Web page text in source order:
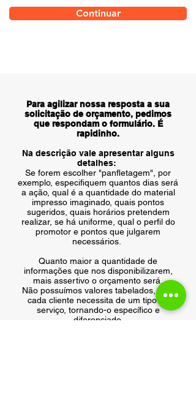
Continuar
Para agilizar nossa resposta a sua
solicitação de orçamento, pedimos
que respondam o formulário. É
rapidinho.
Na descrição vale apresentar alguns
detalhes:
Se forem escolher "panfletagem", por
exemplo, especifiquem quantos dias será
a ação, qual é a quantidade do material
impresso imaginado, quais pontos
sugeridos, quais horários pretendem
realizar, se há uniforme, qual o perfil do
promotor e pontos que julgarem
necessários.
Quanto maior a quantidade de
informações que nos disponibilizarem,
mais assertivo o orçamento será.
Não possuímos valores tabelados, pois
cada cliente necessita de um tipo de
serviço, tornando-o específico e
diferenciado.